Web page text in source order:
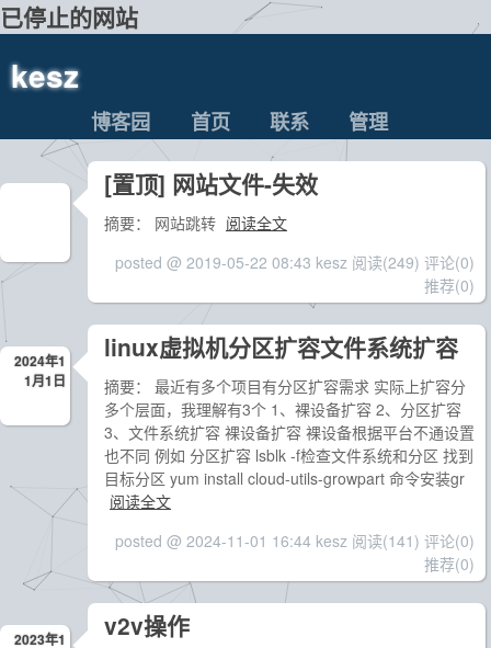
已停止的网站
kesz
博客园 首页 联系 管理
[置顶] 网站文件-失效
摘要： 网站跳转 阅读全文
posted @ 2019-05-22 08:43 kesz 阅读(249) 评论(0)
推荐(0)
2024年1
1月1日
linux虚拟机分区扩容文件系统扩容
摘要： 最近有多个项目有分区扩容需求 实际上扩容分
多个层面，我理解有3个 1、裸设备扩容 2、分区扩容
3、文件系统扩容 裸设备扩容 裸设备根据平台不通设置
也不同 例如 分区扩容 lsblk -f检查文件系统和分区 找到
目标分区 yum install cloud-utils-growpart 命令安装gr
阅读全文
posted @ 2024-11-01 16:44 kesz 阅读(141) 评论(0)
推荐(0)
2023年1
v2v操作